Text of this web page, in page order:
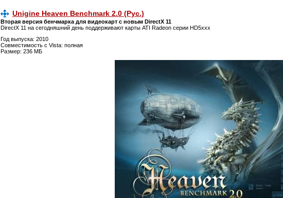
Unigine Heaven Benchmark 2.0 (Рус.)
Вторая версия бенчмарка для видеокарт с новым DirectX 11
DirectX 11 на сегодняшний день поддерживают карты ATI Radeon серии HD5xxx
Год выпуска: 2010
Совместимость с Vista: полная
Размер: 236 МБ